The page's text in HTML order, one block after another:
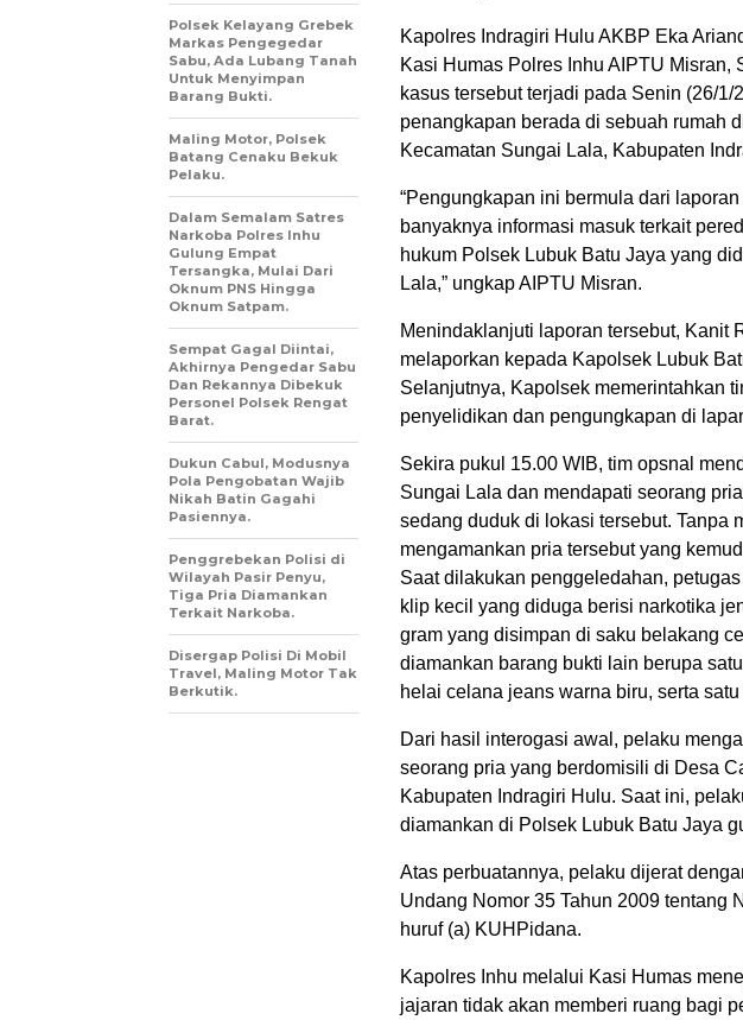
Kapolres Indragiri Hulu AKBP Eka
Kasi Humas Polres Inhu AIPTU Misran,
kasus tersebut terjadi pada Senin (26/
penangkapan berada di sebuah rumah
Kecamatan Sungai Lala, Kabupaten
“Pengungkapan ini bermula dari
banyaknya informasi masuk terkait
hukum Polsek Lubuk Batu Jaya yang
Lala,” ungkap AIPTU Misran.
Menindaklanjuti laporan tersebut, Kanit
melaporkan kepada Kapolsek Lubuk
Selanjutnya, Kapolsek memerintahkan
penyelidikan dan pengungkapan di
Sekira pukul 15.00 WIB, tim opsnal
Sungai Lala dan mendapati seorang
sedang duduk di lokasi tersebut. Tanpa
mengamankan pria tersebut yang
Saat dilakukan penggeledahan,
klip kecil yang diduga berisi narkotika
gram yang disimpan di saku belakang
diamankan barang bukti lain berupa
helai celana jeans warna biru, serta
Dari hasil interogasi awal, pelaku
seorang pria yang berdomisili di Desa
Kabupaten Indragiri Hulu. Saat ini,
diamankan di Polsek Lubuk Batu Jaya
Atas perbuatannya, pelaku dijerat
Undang Nomor 35 Tahun 2009 tentang
huruf (a) KUHPidana.
Kapolres Inhu melalui Kasi Humas
jajaran tidak akan memberi ruang bagi
Polsek Kelayang Grebek
Markas Pengegedar
Sabu, Ada Lubang Tanah
Untuk Menyimpan
Barang Bukti.
Maling Motor, Polsek
Batang Cenaku Bekuk
Pelaku.
Dalam Semalam Satres
Narkoba Polres Inhu
Gulung Empat
Tersangka, Mulai Dari
Oknum PNS Hingga
Oknum Satpam.
Sempat Gagal Diintai,
Akhirnya Pengedar Sabu
Dan Rekannya Dibekuk
Personel Polsek Rengat
Barat.
Dukun Cabul, Modusnya
Pola Pengobatan Wajib
Nikah Batin Gagahi
Pasiennya.
Penggrebekan Polisi di
Wilayah Pasir Penyu,
Tiga Pria Diamankan
Terkait Narkoba.
Disergap Polisi Di Mobil
Travel, Maling Motor Tak
Berkutik.